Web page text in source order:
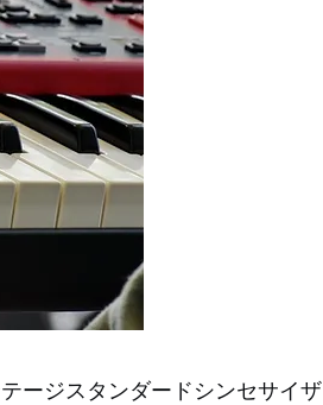
ージスタンダードシンセサイザ